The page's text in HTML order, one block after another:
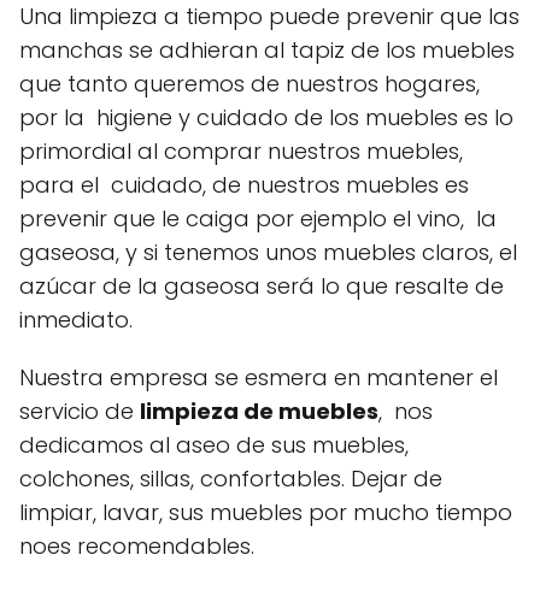
Una limpieza a tiempo puede prevenir que las
manchas se adhieran al tapiz de los muebles
que tanto queremos de nuestros hogares,
por la higiene y cuidado de los muebles es lo
primordial al comprar nuestros muebles,
para el cuidado, de nuestros muebles es
prevenir que le caiga por ejemplo el vino, la
gaseosa, y si tenemos unos muebles claros, el
azúcar de la gaseosa será lo que resalte de
inmediato.
Nuestra empresa se esmera en mantener el
servicio de limpieza de muebles, nos
dedicamos al aseo de sus muebles,
colchones, sillas, confortables. Dejar de
limpiar, lavar, sus muebles por mucho tiempo
noes recomendables.